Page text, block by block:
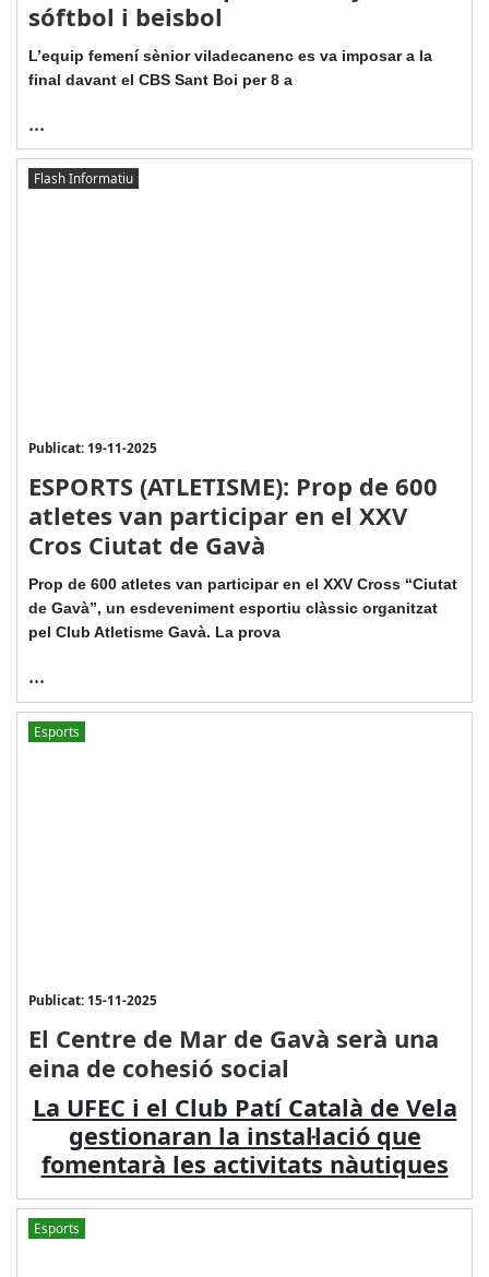
sóftbol i beisbol
L’equip femení sènior viladecanenc es va imposar a la
final davant el CBS Sant Boi per 8 a
...
Flash Informatiu
Publicat: 19-11-2025
ESPORTS (ATLETISME): Prop de 600
atletes van participar en el XXV
Cros Ciutat de Gavà
Prop de 600 atletes van participar en el XXV Cross “Ciutat
de Gavà”, un esdeveniment esportiu clàssic organitzat
pel Club Atletisme Gavà. La prova
...
Esports
Publicat: 15-11-2025
El Centre de Mar de Gavà serà una
eina de cohesió social
La UFEC i el Club Patí Català de Vela
gestionaran la instal·lació que
fomentarà les activitats nàutiques
Esports